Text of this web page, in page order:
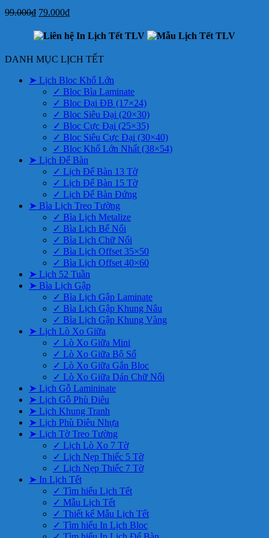
99.000₫ Giá
là:
79.000₫Giá
tại
là:
79.000₫.
DANH MỤC LỊCH TẾT
➤ Lịch Bloc Khổ Lớn
✓ Bloc Bìa Laminate
✓ Bloc Đại ĐB (17×24)
✓ Bloc Siêu Đại (20×30)
✓ Bloc Cực Đại (25×35)
✓ Bloc Siêu Cực Đại (30×40)
✓ Bloc Khổ Lớn Nhất (38×54)
➤ Lịch Để Bàn
✓ Lịch Để Bàn 13 Tờ
✓ Lịch Để Bàn 15 Tờ
✓ Lịch Để Bàn Đứng
➤ Bìa Lịch Treo Tường
✓ Bìa Lịch Metalize
✓ Bìa Lịch Bế Nổi
✓ Bìa Lịch Chữ Nổi
✓ Bìa Lịch Offset 35×50
✓ Bìa Lịch Offset 40×60
➤ Lịch 52 Tuần
➤ Bìa Lịch Gập
✓ Bìa Lịch Gập Laminate
✓ Bìa Lịch Gập Khung Nâu
✓ Bìa Lịch Gập Khung Vàng
➤ Lịch Lò Xo Giữa
✓ Lò Xo Giữa Mini
✓ Lò Xo Giữa Bộ Số
✓ Lò Xo Giữa Gắn Bloc
✓ Lò Xo Giữa Dán Chữ Nổi
➤ Lịch Gỗ Lamininate
➤ Lịch Gỗ Phù Điêu
➤ Lịch Khung Tranh
➤ Lịch Phù Điêu Nhựa
➤ Lịch Tờ Treo Tường
✓ Lịch Lò Xo 7 Tờ
✓ Lịch Nẹp Thiếc 5 Tờ
✓ Lịch Nẹp Thiếc 7 Tờ
➤ In Lịch Tết
✓ Tìm hiểu Lịch Tết
✓ Mẫu Lịch Tết
✓ Thiết kế Mẫu Lịch Tết
✓ Tìm hiểu In Lịch Bloc